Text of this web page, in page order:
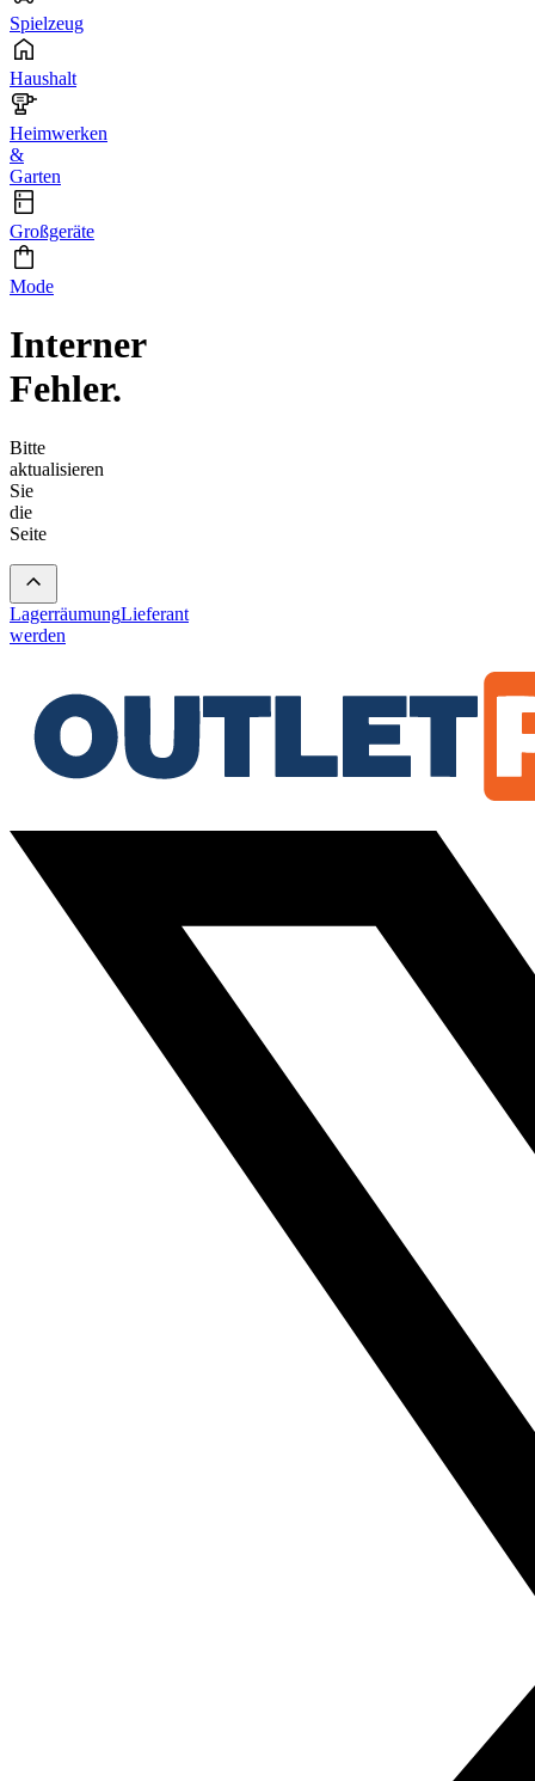
Spielzeug
Haushalt
Heimwerken
&
Garten
Großgeräte
Mode
Interner
Fehler.
Bitte
aktualisieren
Sie
die
Seite
LagerräumungLieferant
werden